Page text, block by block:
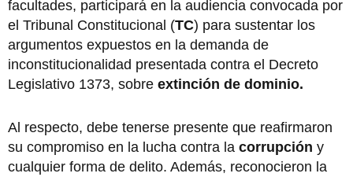
facultades, participará en la audiencia convocada por
el Tribunal Constitucional (TC) para sustentar los
argumentos expuestos en la demanda de
inconstitucionalidad presentada contra el Decreto
Legislativo 1373, sobre extinción de dominio.
Al respecto, debe tenerse presente que reafirmaron
su compromiso en la lucha contra la corrupción y
cualquier forma de delito. Además, reconocieron la